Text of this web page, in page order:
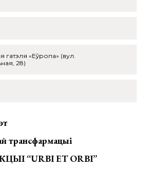
гатэля «Еўропа» (вул.
28)
т
й трансфармацыі
“URBIET ORBI”